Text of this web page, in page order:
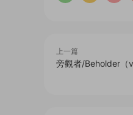
上一篇
旁觀者/Beholder（